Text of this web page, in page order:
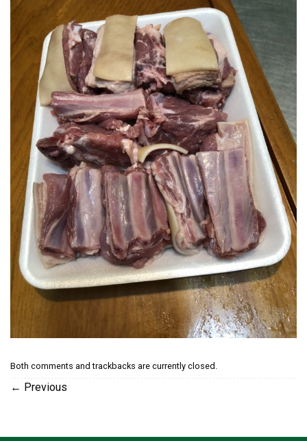
Both comments and trackbacks are currently closed.
← Previous